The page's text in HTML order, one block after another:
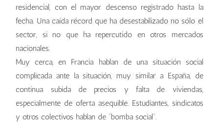
residencial, con el mayor descenso registrado hasta la
fecha. Una caída récord que ha desestabilizado no sólo el
sector, si no que ha repercutido en otros mercados
nacionales.
Muy cerca, en Francia hablan de una situación social
complicada ante la situación, muy similar a España, de
continua subida de precios y falta de viviendas,
especialmente de oferta asequible. Estudiantes, sindicatos
y otros colectivos hablan de “bomba social”.